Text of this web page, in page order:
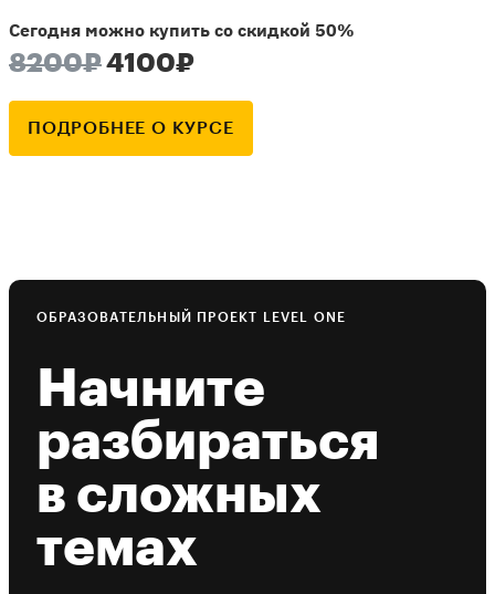
Сегодня можно купить со скидкой 50%
8200₽4100₽
ПОДРОБНЕЕ О КУРСЕ
ОБРАЗОВАТЕЛЬНЫЙ ПРОЕКТ LEVEL ONE
Начните
разбираться
в сложных
темах